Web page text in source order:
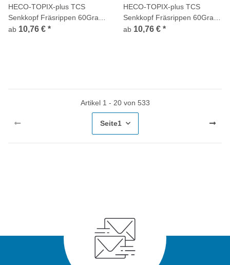
HECO-TOPIX-plus TCS
Senkkopf Fräsrippen 60Grad
HECO-Drive TX HD-30
ab 10,76 € *
HECO-TOPIX-plus TCS
Senkkopf Fräsrippen 60Grad
HECO-Drive TX HD-30
ab 10,76 € *
Artikel 1 - 20 von 533
Seite1